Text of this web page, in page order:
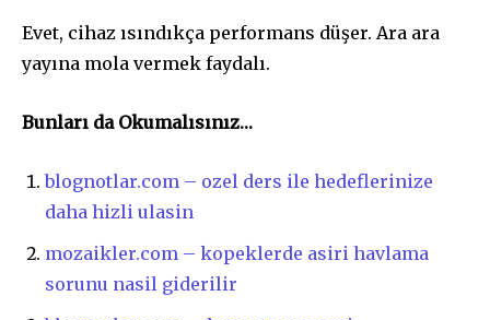
Evet, cihaz ısındıkça performans düşer. Ara ara
yayına mola vermek faydalı.
Bunları da Okumalısınız…
blognotlar.com – ozel ders ile hedeflerinize
daha hizli ulasin
mozaikler.com – kopeklerde asiri havlama
sorunu nasil giderilir